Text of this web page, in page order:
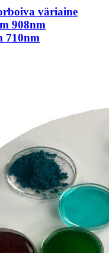
väriaine
908nm
710nm